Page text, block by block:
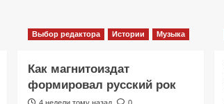
Выбор редактора Истории Музыка
Как магнитоиздат
формировал русский рок